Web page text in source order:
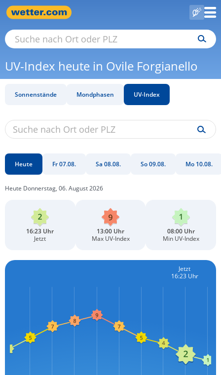
UV-Index heute in Ovile Forgianello
Sonnenstände Mondphasen UV-Index
Heute Fr 07.08. Sa 08.08. So 09.08. Mo 10.08.
Heute Donnerstag, 06. August 2026
16:23 Uhr
Jetzt
13:00 Uhr
Max UV-Index
08:00 Uhr
Min UV-Index
Jetzt
16:23 Uhr